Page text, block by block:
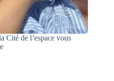
Cité de l’espace vous